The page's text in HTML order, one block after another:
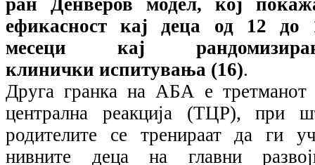
ран Денверов модел, кој
ефикасност кај деца од 12 до
месеци кај
клинички испитувања (16).
Друга гранка на АБА е третманот
централна реакција (ТЦР), при
родителите се тренираат да ги
нивните деца на главни